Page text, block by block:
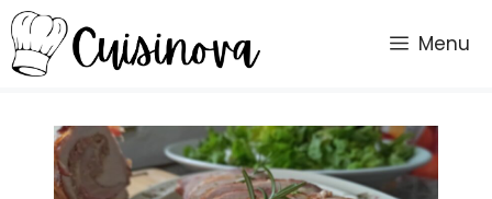
Vai
al
contenuto
Menu